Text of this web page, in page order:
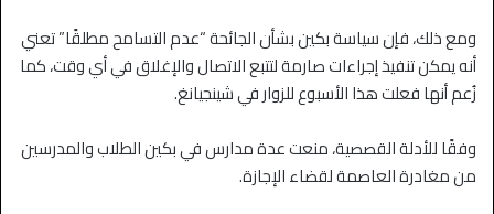
ومع ذلك، فإن سياسة بكين بشأن الجائحة “عدم التسامح مطلقًا” تعني
أنه يمكن تنفيذ إجراءات صارمة لتتبع الاتصال والإغلاق في أي وقت، كما
زُعم أنها فعلت هذا الأسبوع للزوار في شينجيانغ.
وفقًا للأدلة القصصية، منعت عدة مدارس في بكين الطلاب والمدرسين
من مغادرة العاصمة لقضاء الإجازة.